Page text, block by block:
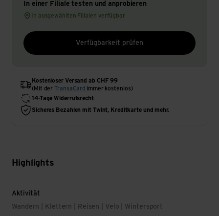
In einer Filiale testen und anprobieren
In ausgewählten Filialen verfügbar
Verfügbarkeit prüfen
Kostenloser Versand ab CHF 99
(Mit der
TransaCard immer kostenlos)
14-Tage Widerrufsrecht
Sicheres Bezahlen mit Twint, Kreditkarte und mehr.
Highlights
Aktivität
Wandern | Klettern | Reisen | Velo | Wintersport